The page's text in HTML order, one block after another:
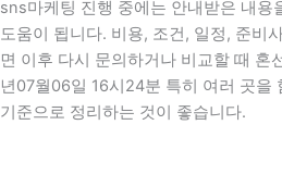
sns마케팅 진행 중에는 안내받은 내용
도움이 됩니다. 비용, 조건, 일정, 준비
면 이후 다시 문의하거나 비교할 때 혼
년07월06일 16시24분 특히 여러 곳을
기준으로 정리하는 것이 좋습니다.